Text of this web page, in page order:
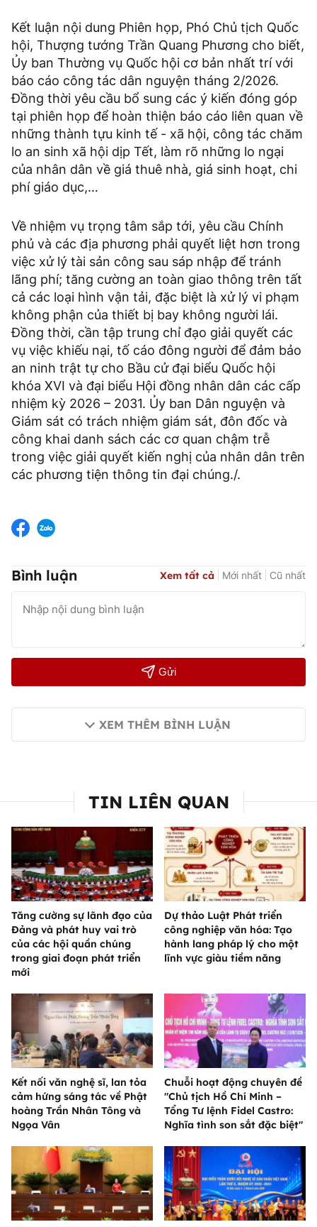
Kết luận nội dung Phiên họp, Phó Chủ tịch Quốc
hội, Thượng tướng Trần Quang Phương cho biết,
Ủy ban Thường vụ Quốc hội cơ bản nhất trí với
báo cáo công tác dân nguyện tháng 2/2026.
Đồng thời yêu cầu bổ sung các ý kiến đóng góp
tại phiên họp để hoàn thiện báo cáo liên quan về
những thành tựu kinh tế - xã hội, công tác chăm
lo an sinh xã hội dịp Tết, làm rõ những lo ngại
của nhân dân về giá thuê nhà, giá sinh hoạt, chi
phí giáo dục,…
Về nhiệm vụ trọng tâm sắp tới, yêu cầu Chính
phủ và các địa phương phải quyết liệt hơn trong
việc xử lý tài sản công sau sáp nhập để tránh
lãng phí; tăng cường an toàn giao thông trên tất
cả các loại hình vận tải, đặc biệt là xử lý vi phạm
không phận của thiết bị bay không người lái.
Đồng thời, cần tập trung chỉ đạo giải quyết các
vụ việc khiếu nại, tố cáo đông người để đảm bảo
an ninh trật tự cho Bầu cử đại biểu Quốc hội
khóa XVI và đại biểu Hội đồng nhân dân các cấp
nhiệm kỳ 2026 – 2031. Ủy ban Dân nguyện và
Giám sát có trách nhiệm giám sát, đôn đốc và
công khai danh sách các cơ quan chậm trễ
trong việc giải quyết kiến nghị của nhân dân trên
các phương tiện thông tin đại chúng./.
Bình luận Xem tất cả Mới nhất Cũ nhất
Gửi
XEM THÊM BÌNH LUẬN
TIN LIÊN QUAN
Tăng cường sự lãnh đạo của
Đảng và phát huy vai trò
của các hội quần chúng
trong giai đoạn phát triển
mới
Dự thảo Luật Phát triển
công nghiệp văn hóa: Tạo
hành lang pháp lý cho một
lĩnh vực giàu tiềm năng
Kết nối văn nghệ sĩ, lan tỏa
cảm hứng sáng tác về Phật
hoàng Trần Nhân Tông và
Ngọa Vân
Chuỗi hoạt động chuyên đề
"Chủ tịch Hồ Chí Minh –
Tổng Tư lệnh Fidel Castro:
Nghĩa tình son sắt đặc biệt"